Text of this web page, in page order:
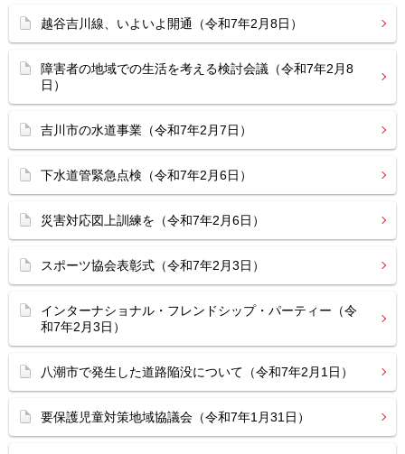
越谷吉川線、いよいよ開通（令和7年2月8日）
障害者の地域での生活を考える検討会議（令和7年2月8
日）
吉川市の水道事業（令和7年2月7日）
下水道管緊急点検（令和7年2月6日）
災害対応図上訓練を（令和7年2月6日）
スポーツ協会表彰式（令和7年2月3日）
インターナショナル・フレンドシップ・パーティー（令
和7年2月3日）
八潮市で発生した道路陥没について（令和7年2月1日）
要保護児童対策地域協議会（令和7年1月31日）